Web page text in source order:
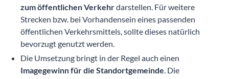
zum öffentlichen Verkehrdarstellen. Für weitere
Strecken bzw. bei Vorhandensein eines passenden
öffentlichen Verkehrsmittels, sollte dieses natürlich
bevorzugt genutzt werden.
Die Umsetzung bringt in der Regel auch einen
Imagegewinn für die Standortgemeinde. Die